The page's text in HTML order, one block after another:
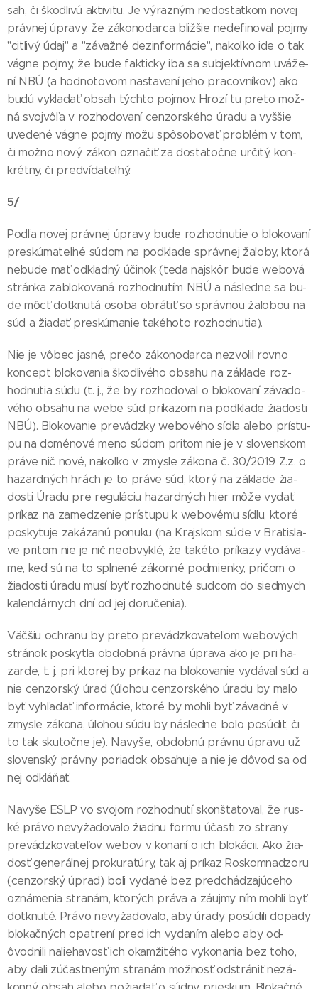
sah, či škod­li­vú ak­ti­vi­tu. Je vý­raz­ným ne­dos­tat­kom no­vej
práv­nej úp­ra­vy, že zá­ko­no­dar­ca bliž­šie ne­de­fi­no­val poj­my
"cit­li­vý údaj" a "zá­važ­né de­zin­for­má­cie", na­koľ­ko ide o tak
vág­ne poj­my, že bu­de fak­tic­ky iba sa sub­jek­tív­nom uvá­že­
ní NBÚ (a hod­no­to­vom nas­ta­ve­ní je­ho pra­cov­ní­kov) ako
bu­dú vy­kla­dať ob­sah tých­to poj­mov. Hro­zí tu pre­to mož­
ná svoj­vô­ľa v roz­ho­do­va­ní cen­zor­ské­ho úra­du a vy­ššie
uve­de­né vág­ne poj­my mo­žu spô­so­bo­vať prob­lém v tom,
či mož­no no­vý zá­kon ozna­čiť za dos­ta­toč­ne ur­či­tý, kon­
krét­ny, či pred­ví­da­teľ­ný.
5/
Pod­ľa no­vej práv­nej úp­ra­vy bu­de roz­hod­nu­tie o blo­ko­va­ní
pres­kú­ma­teľ­né sú­dom na pod­kla­de správ­nej ža­lo­by, kto­rá
ne­bu­de mať od­klad­ný úči­nok (te­da naj­skôr bu­de webo­vá
strán­ka za­blo­ko­va­ná roz­hod­nu­tím NBÚ a nás­led­ne sa bu­
de môcť dot­knu­tá oso­ba ob­rá­tiť so správ­nou ža­lo­bou na
súd a žia­dať pres­kú­ma­nie ta­ké­ho­to roz­hod­nu­tia).
Nie je vô­bec jas­né, pre­čo zá­ko­no­dar­ca nez­vo­lil rov­no
kon­cept blo­ko­va­nia škod­li­vé­ho ob­sa­hu na zá­kla­de roz­
hod­nu­tia sú­du (t. j., že by roz­ho­do­val o blo­ko­va­ní zá­va­do­
vé­ho ob­sa­hu na webe súd prí­ka­zom na pod­kla­de žia­dos­ti
NBÚ). Blo­ko­va­nie pre­vádz­ky webo­vé­ho síd­la ale­bo prís­tu­
pu na do­mé­no­vé me­no sú­dom pri­tom nie je v slo­ven­skom
prá­ve nič no­vé, na­koľ­ko v zmys­le zá­ko­na č. 30/2019 Z.z. o
ha­zar­dných hrách je to prá­ve súd, kto­rý na zá­kla­de žia­
dos­ti Úra­du pre re­gu­lá­ciu ha­zar­dných hier mô­že vy­dať
prí­kaz na za­me­dzenie prís­tu­pu k webo­vé­mu síd­lu, kto­ré
pos­ky­tu­je za­ká­za­nú po­nu­ku (na Kraj­skom sú­de v Bra­tis­la­
ve pri­tom nie je nič neob­vyk­lé, že ta­ké­to prí­ka­zy vy­dá­va­
me, keď sú na to spl­ne­né zá­kon­né pod­mien­ky, pri­čom o
žia­dos­ti úra­du mu­sí byť roz­hod­nu­té sud­com do sied­mych
ka­len­dár­nych dní od jej do­ru­če­nia).
Väč­šiu ochra­nu by pre­to pre­vádz­ko­va­te­ľom webo­vých
strá­nok pos­kyt­la ob­dob­ná práv­na úp­ra­va ako je pri ha­
zar­de, t. j. pri kto­rej by prí­kaz na blo­ko­va­nie vy­dá­val súd a
nie cen­zor­ský úrad (úlo­hou cen­zor­ské­ho úra­du by ma­lo
byť vy­hľa­dať in­for­má­cie, kto­ré by moh­li byť zá­vad­né v
zmys­le zá­ko­na, úlo­hou sú­du by nás­led­ne bo­lo po­sú­diť, či
to tak sku­toč­ne je). Na­vy­še, ob­dob­nú práv­nu úp­ra­vu už
slo­ven­ský práv­ny po­ria­dok ob­sa­hu­je a nie je dô­vod sa od
nej od­klá­ňať.
Na­vy­še ESLP vo svo­jom roz­hod­nu­tí skon­šta­to­val, že rus­
ké prá­vo ne­vy­ža­do­va­lo žiad­nu for­mu účas­ti zo stra­ny
pre­vádz­ko­va­te­ľov webov v ko­na­ní o ich blo­ká­cii. Ako žia­
dosť ge­ne­rál­nej pro­ku­ra­tú­ry, tak aj prí­kaz Ros­kom­na­dzo­ru
(cen­zor­ský úp­rad) bo­li vy­da­né bez pred­chá­dza­jú­ce­ho
ozná­me­nia stra­nám, kto­rých prá­va a zá­uj­my ním moh­li byť
dot­knu­té. Prá­vo ne­vy­ža­do­va­lo, aby úra­dy po­sú­di­li do­pa­dy
blo­kač­ných opat­re­ní pred ich vy­da­ním ale­bo aby od­
ôvod­ni­li na­lie­ha­vosť ich okam­ži­té­ho vy­ko­na­nia bez to­ho,
aby da­li zú­čas­tne­ným stra­nám mož­nosť od­strá­niť ne­zá­